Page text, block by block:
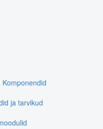
Komponendid
ja tarvikud